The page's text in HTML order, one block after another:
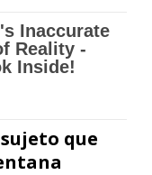
que